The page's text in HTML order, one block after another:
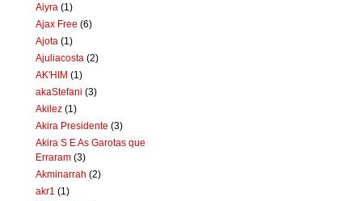
Aiyra (1)
Ajax Free (6)
Ajota (1)
Ajuliacosta (2)
AK'HIM (1)
akaStefani (3)
Akilez (1)
Akira Presidente (3)
Akira S E As Garotas que
Erraram (3)
Akminarrah (2)
akr1 (1)